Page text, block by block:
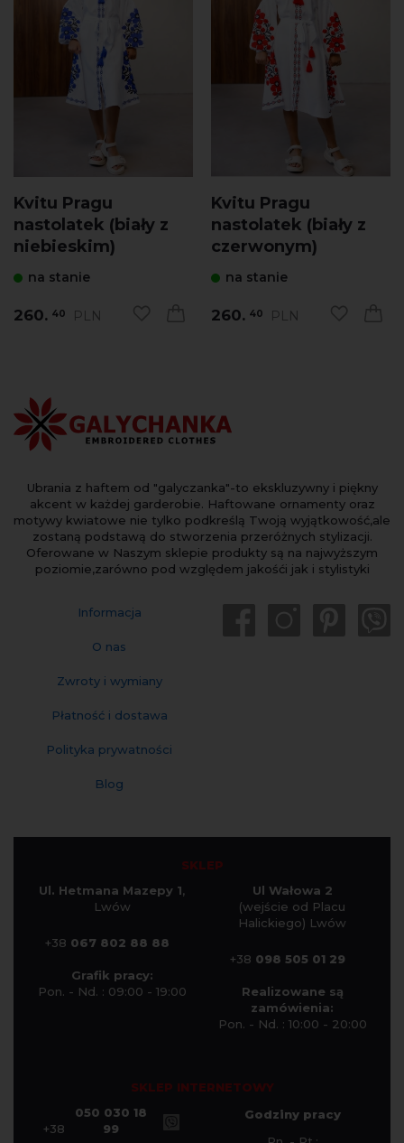
Kvitu Pragu
nastolatek (biały z
niebieskim)
na stanie
260. 40 PLN
Kvitu Pragu
nastolatek (biały z
czerwonym)
na stanie
260. 40 PLN
Ubrania z haftem od "galyczanka"-to ekskluzywny i piękny
akcent w każdej garderobie. Haftowane ornamenty oraz
motywy kwiatowe nie tylko podkreślą Twoją wyjątkowość,ale
zostaną podstawą do stworzenia przeróżnych stylizacji.
Oferowane w Naszym sklepie produkty są na najwyższym
poziomie,zarówno pod względem jakośći jak i stylistyki
Informacja
O nas
Zwroty i wymiany
Płatność i dostawa
Polityka prywatności
Blog
SKLEP
Ul. Hetmana Mazepy 1,
Lwów
+38 067 802 88 88
Grafik pracy:
Pon. - Nd. : 09:00 - 19:00
Ul Wałowa 2
(wejście od Placu
Halickiego) Lwów
+38 098 505 01 29
Realizowane są
zamówienia:
Pon. - Nd. : 10:00 - 20:00
SKLEP INTERNETOWY
+38
050 030 18
99
Godziny pracy